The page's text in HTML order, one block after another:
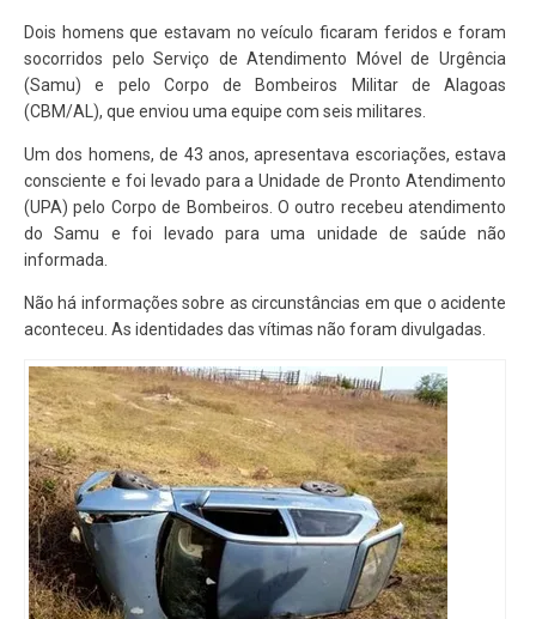
Dois homens que estavam no veículo ficaram feridos e foram
socorridos pelo Serviço de Atendimento Móvel de Urgência
(Samu) e pelo Corpo de Bombeiros Militar de Alagoas
(CBM/AL), que enviou uma equipe com seis militares.
Um dos homens, de 43 anos, apresentava escoriações, estava
consciente e foi levado para a Unidade de Pronto Atendimento
(UPA) pelo Corpo de Bombeiros. O outro recebeu atendimento
do Samu e foi levado para uma unidade de saúde não
informada.
Não há informações sobre as circunstâncias em que o acidente
aconteceu. As identidades das vítimas não foram divulgadas.